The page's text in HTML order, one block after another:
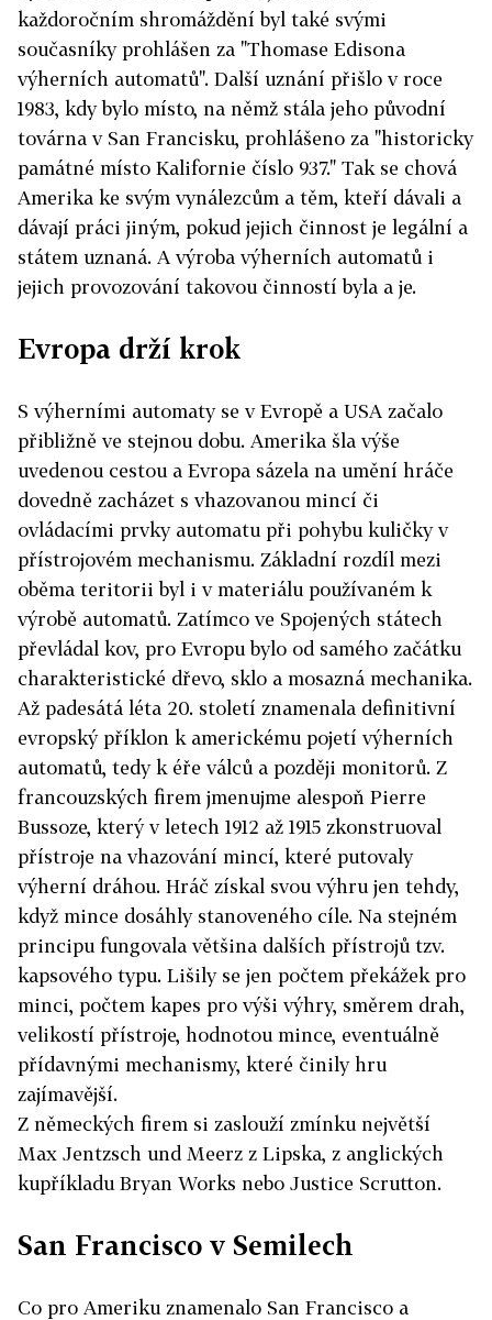
každoročním shromáždění byl také svými
současníky prohlášen za "Thomase Edisona
výherních automatů". Další uznání přišlo v roce
1983, kdy bylo místo, na němž stála jeho původní
továrna v San Francisku, prohlášeno za "historicky
památné místo Kalifornie číslo 937." Tak se chová
Amerika ke svým vynálezcům a těm, kteří dávali a
dávají práci jiným, pokud jejich činnost je legální a
státem uznaná. A výroba výherních automatů i
jejich provozování takovou činností byla a je.
Evropa drží krok
S výherními automaty se v Evropě a USA začalo
přibližně ve stejnou dobu. Amerika šla výše
uvedenou cestou a Evropa sázela na umění hráče
dovedně zacházet s vhazovanou mincí či
ovládacími prvky automatu při pohybu kuličky v
přístrojovém mechanismu. Základní rozdíl mezi
oběma teritorii byl i v materiálu používaném k
výrobě automatů. Zatímco ve Spojených státech
převládal kov, pro Evropu bylo od samého začátku
charakteristické dřevo, sklo a mosazná mechanika.
Až padesátá léta 20. století znamenala definitivní
evropský příklon k americkému pojetí výherních
automatů, tedy k éře válců a později monitorů. Z
francouzských firem jmenujme alespoň Pierre
Bussoze, který v letech 1912 až 1915 zkonstruoval
přístroje na vhazování mincí, které putovaly
výherní dráhou. Hráč získal svou výhru jen tehdy,
když mince dosáhly stanoveného cíle. Na stejném
principu fungovala většina dalších přístrojů tzv.
kapsového typu. Lišily se jen počtem překážek pro
minci, počtem kapes pro výši výhry, směrem drah,
velikostí přístroje, hodnotou mince, eventuálně
přídavnými mechanismy, které činily hru
zajímavější.
Z německých firem si zaslouží zmínku největší
Max Jentzsch und Meerz z Lipska, z anglických
kupříkladu Bryan Works nebo Justice Scrutton.
San Francisco v Semilech
Co pro Ameriku znamenalo San Francisco a